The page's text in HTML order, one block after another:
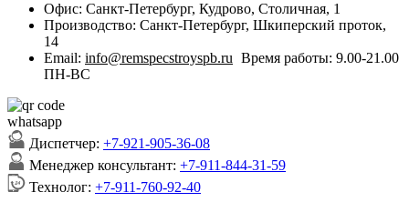
Офис: Санкт-Петербург, Кудрово, Столичная, 1
Производство: Санкт-Петербург, Шкиперский проток,
14
Email: info@remspecstroyspb.ru Время работы: 9.00-21.00
ПН-ВС
Диспетчер: +7-921-905-36-08
Менеджер консультант: +7-911-844-31-59
Технолог: +7-911-760-92-40